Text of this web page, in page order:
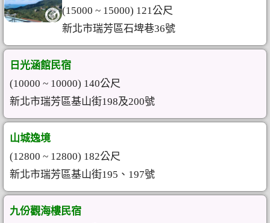
(15000 ~ 15000) 121公尺
新北市瑞芳區石埤巷36號
日光涵館民宿
(10000 ~ 10000) 140公尺
新北市瑞芳區基山街198及200號
山城逸境
(12800 ~ 12800) 182公尺
新北市瑞芳區基山街195、197號
九份觀海樓民宿